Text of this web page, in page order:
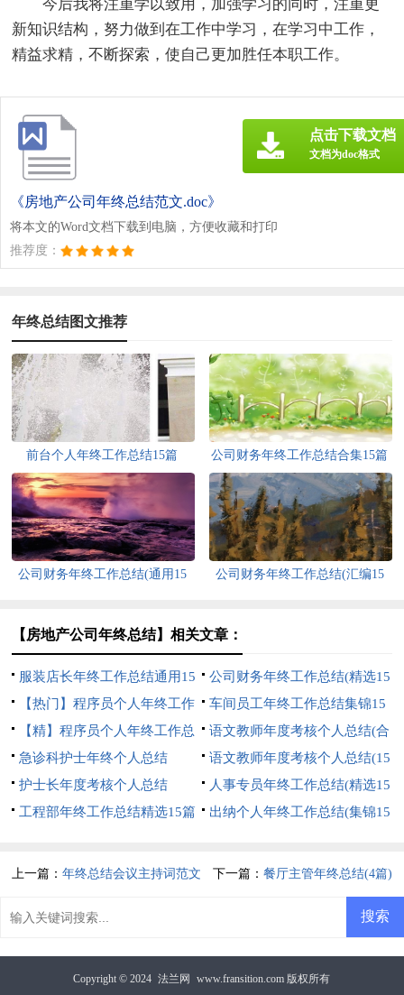
今后我将注重学以致用，加强学习的同时，注重更
新知识结构，努力做到在工作中学习，在学习中工作，
精益求精，不断探索，使自己更加胜任本职工作。
《房地产公司年终总结范文.doc》
将本文的Word文档下载到电脑，方便收藏和打印
推荐度：
点击下载文档
文档为doc格式
年终总结图文推荐
前台个人年终工作总结15篇 公司财务年终工作总结合集15篇
公司财务年终工作总结(通用15
公司财务年终工作总结(汇编15
【房地产公司年终总结】相关文章：
服装店长年终工作总结通用15
篇
公司财务年终工作总结(精选15
篇)
【热门】程序员个人年终工作
总结
车间员工年终工作总结集锦15
篇
【精】程序员个人年终工作总
结
语文教师年度考核个人总结(合
集15篇)
急诊科护士年终个人总结
语文教师年度考核个人总结(15
篇)
护士长年度考核个人总结
人事专员年终工作总结(精选15
篇)
工程部年终工作总结精选15篇
出纳个人年终工作总结(集锦15
上一篇：年终总结会议主持词范文 下一篇： 餐厅主管年终总结(4篇)
Copyright © 2024 法兰网 www.fransition.com 版权所有